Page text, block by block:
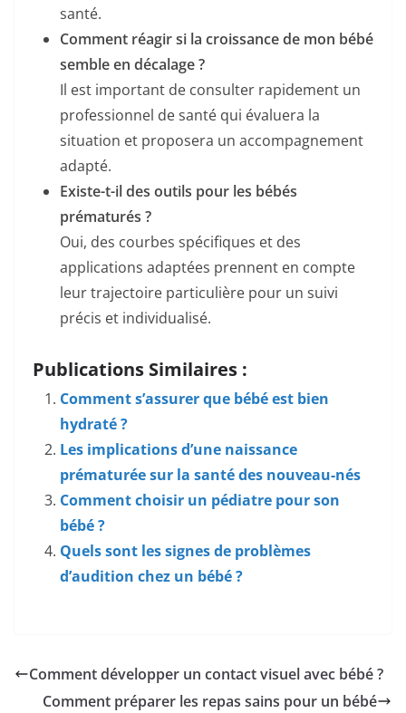
santé.
Comment réagir si la croissance de mon bébé
semble en décalage ?
Il est important de consulter rapidement un
professionnel de santé qui évaluera la
situation et proposera un accompagnement
adapté.
Existe-t-il des outils pour les bébés
prématurés ?
Oui, des courbes spécifiques et des
applications adaptées prennent en compte
leur trajectoire particulière pour un suivi
précis et individualisé.
Publications Similaires :
Comment s’assurer que bébé est bien
hydraté ?
Les implications d’une naissance
prématurée sur la santé des nouveau-nés
Comment choisir un pédiatre pour son
bébé ?
Quels sont les signes de problèmes
d’audition chez un bébé ?
Comment développer un contact visuel avec bébé ?
Comment préparer les repas sains pour un bébé